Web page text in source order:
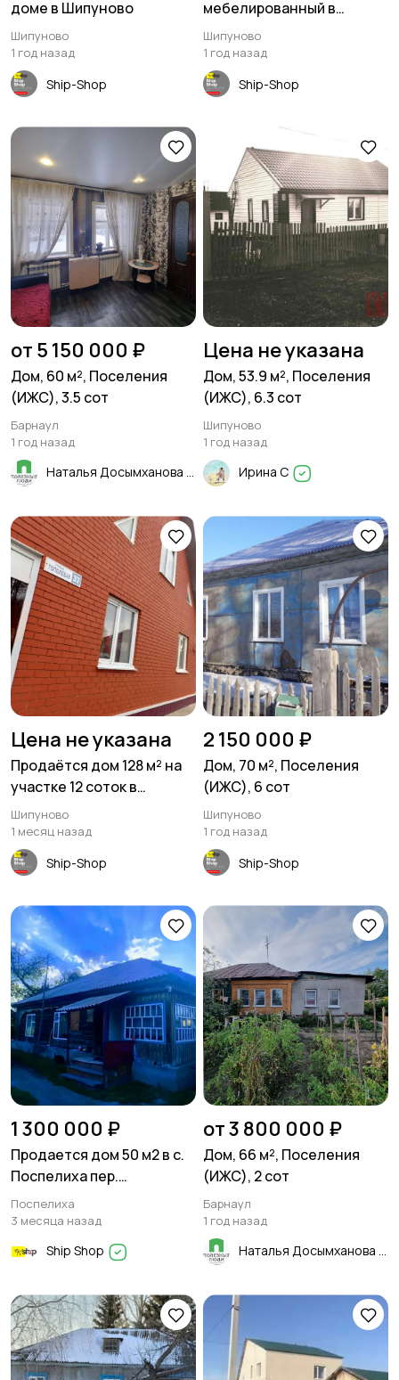
доме в Шипуново
Шипуново
1 год назад
Ship-Shop
мебелированный в
посёлке Майское утро
Шипуново
1 год назад
Ship-Shop
от 5 150 000 ₽
Дом, 60 м², Поселения
(ИЖС), 3.5 сот
Барнаул
1 год назад
Наталья Досымханова
Цена не указана
Дом, 53.9 м², Поселения
(ИЖС), 6.3 сот
Шипуново
1 год назад
Ирина С
Цена не указана
Продаётся дом 128 м² на
участке 12 соток в
Шипуново
Шипуново
1 месяц назад
Ship-Shop
2 150 000 ₽
Дом, 70 м², Поселения
(ИЖС), 6 сот
Шипуново
1 год назад
Ship-Shop
1 300 000 ₽
Продается дом 50 м2 в с.
Поспелиха пер.
Барнаульский , на 10
сотках земли
Поспелиха
3 месяца назад
Ship Shop
от 3 800 000 ₽
Дом, 66 м², Поселения
(ИЖС), 2 сот
Барнаул
1 год назад
Наталья Досымханова